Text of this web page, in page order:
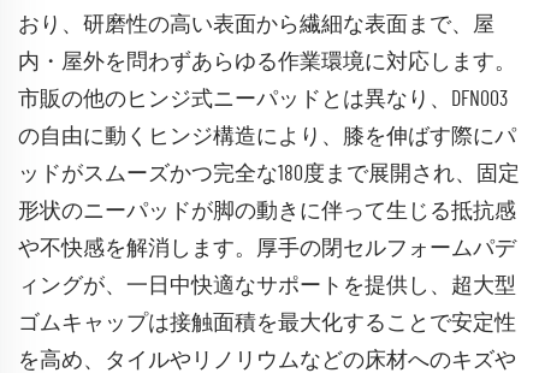
おり、研磨性の高い表面から繊細な表面まで、屋
内・屋外を問わずあらゆる作業環境に対応します。
市販の他のヒンジ式ニーパッドとは異なり、DFN003
の自由に動くヒンジ構造により、膝を伸ばす際にパ
ッドがスムーズかつ完全な180度まで展開され、固定
形状のニーパッドが脚の動きに伴って生じる抵抗感
や不快感を解消します。厚手の閉セルフォームパデ
ィングが、一日中快適なサポートを提供し、超大型
ゴムキャップは接触面積を最大化することで安定性
を高め、タイルやリノリウムなどの床材へのキズや